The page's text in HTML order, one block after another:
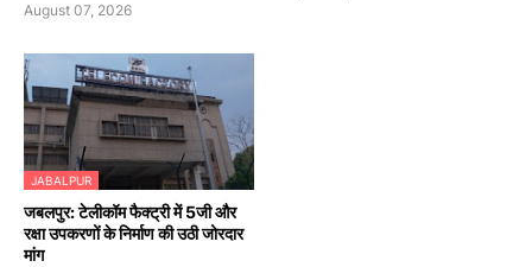
August 07, 2026
JABALPUR
जबलपुर: टेलीकॉम फैक्ट्री में 5जी और
रक्षा उपकरणों के निर्माण की उठी जोरदार
मांग